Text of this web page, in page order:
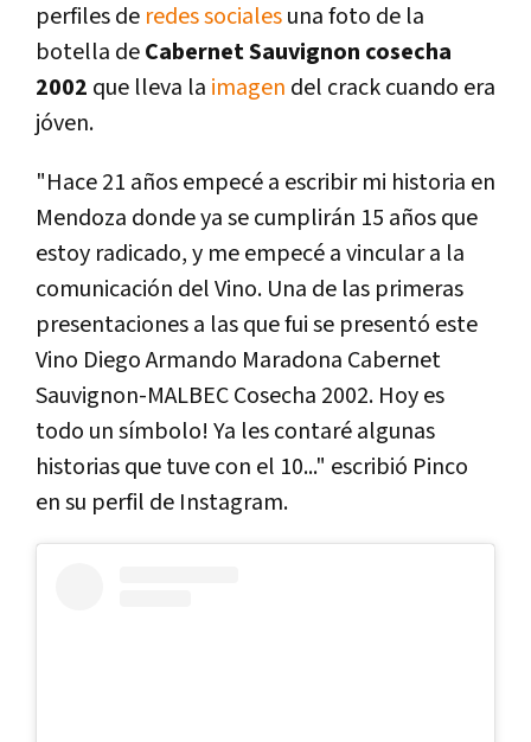
perfiles de redes socialesuna foto de la
botella deCabernet Sauvignon cosecha
2002 que lleva la imagen del crack cuando era
jóven.
"Hace 21 años empecé a escribir mi historia en
Mendoza donde ya se cumplirán 15 años que
estoy radicado, y me empecé a vincular a la
comunicación del Vino. Una de las primeras
presentaciones a las que fui se presentó este
Vino Diego Armando Maradona Cabernet
Sauvignon-MALBEC Cosecha 2002. Hoy es
todo un símbolo! Ya les contaré algunas
historias que tuve con el 10..." escribió Pinco
en su perfil de Instagram.